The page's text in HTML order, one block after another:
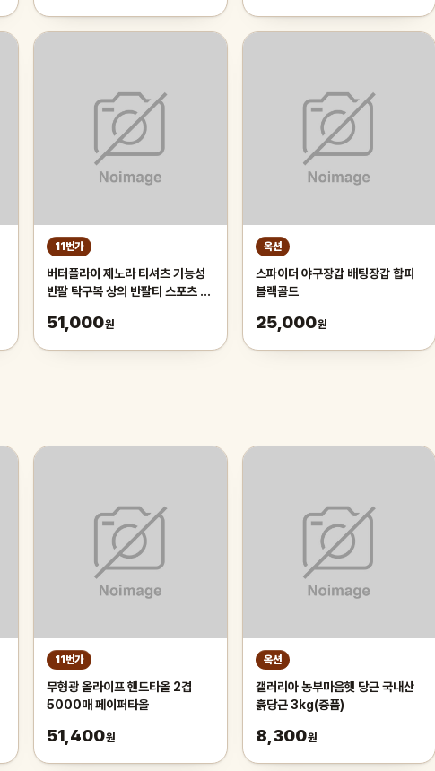
11번가
버터플라이 제노라 티셔츠 기능성
반팔 탁구복 상의 반팔티 스포츠 의
51,000원
옥션
스파이더 야구장갑 배팅장갑 합피
블랙골드
25,000원
11번가
무형광 올라이프 핸드타올 2겹
5000매 페이퍼타올
51,400원
옥션
갤러리아 농부마음햇 당근 국내산
흙당근 3kg(중품)
8,300원